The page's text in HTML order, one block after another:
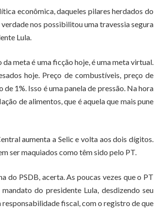
econômica, daqueles pilares herdados do
nos possibilitou uma travessia segura
Lula.
meta é uma ficção hoje, é uma meta virtual.
hoje. Preço de combustíveis, preço de
1%. Isso é uma panela de pressão. Na hora
de alimentos, que é aquela que mais pune
aumenta a Selic e volta aos dois dígitos.
ser maquiados como têm sido pelo PT.
do PSDB, acerta. As poucas vezes que o PT
do presidente Lula, desdizendo seu
responsabilidade fiscal, com o registro de que